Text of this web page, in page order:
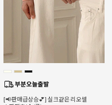
[📢판매급상승💕] 실크같은 리오셀